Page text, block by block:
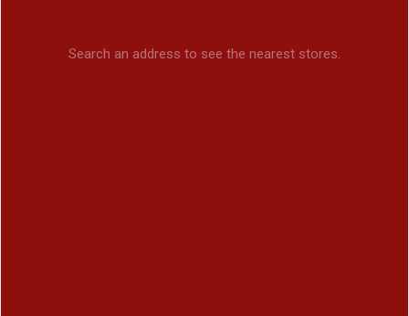
Search an address to see the nearest stores.